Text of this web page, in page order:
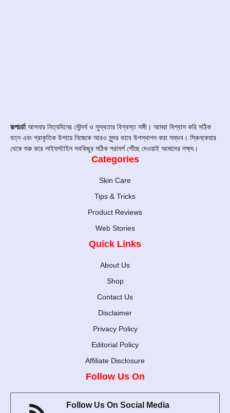
রূপচর্চাআপনার নিত্যদিনের সৌন্দর্য ও সুস্থতার বিশ্বস্ত সঙ্গী। আমরা বিশ্বাস করি সঠিক
যত্ন এবং প্রাকৃতিক উপায়ে নিজেকে আরও সুন্দর ভাবে উপস্থাপন করা সম্ভব। স্কিনকেয়ার
থেকে শুরু করে লাইফস্টাইল সবকিছুর সঠিক পরামর্শ পৌঁছে দেওয়াই আমাদের লক্ষ্য।
Categories
Skin Care
Tips & Tricks
Product Reviews
Web Stories
Quick Links
About Us
Shop
Contact Us
Disclaimer
Privacy Policy
Editorial Policy
Affiliate Disclosure
Follow Us On
Follow Us On Social Media